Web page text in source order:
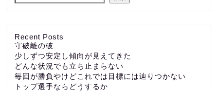
Recent Posts
守破離の破
少しずつ安定し傾向が見えてきた
どんな状況でも立ち止まらない
毎回が勝負やけどこれでは目標には辿りつかない
トップ選手ならどうするか